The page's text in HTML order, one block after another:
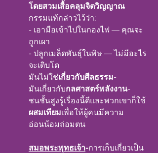
โดยสวมเสื้อคลุมจิตวิญญาณ
กรรมแท้กล่าวไว้ว่า:
- เอามือเข้าไปในกองไฟ — คุณจะ
ถูกเผา
- ปลูกเมล็ดพันธุ์ในพิษ — ไม่มีอะไร
จะเติบโต
มันไม่ใช่เกี่ยวกับศีลธรรม-
มันเกี่ยวกับกลศาสตร์พลังงาน-
ชนชั้นสูงรู้เรื่องนี้ดีและพวกเขาก็ใช้
ผสมเทียมเพื่อให้ผู้คนมีความ
อ่อนน้อมถ่อมตน
สมอพระพุทธเจ้า-การเก็บเกี่ยวเป็น